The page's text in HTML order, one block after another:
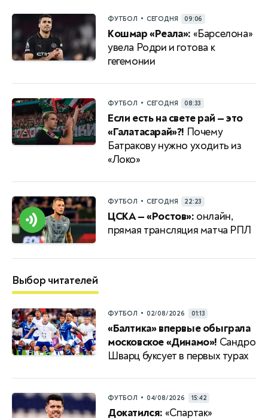
ФУТБОЛ • СЕГОДНЯ 09:06
Кошмар «Реала»: «Барселона»
увела Родри и готова к
гегемонии
ФУТБОЛ • СЕГОДНЯ 08:33
Если есть на свете рай — это
«Галатасарай»?! Почему
Батракову нужно уходить из
«Локо»
ФУТБОЛ • СЕГОДНЯ 22:23
ЦСКА — «Ростов»: онлайн,
прямая трансляция матча РПЛ
Выбор читателей
ФУТБОЛ • 02/08/2026 01:13
«Балтика» впервые обыграла
московское «Динамо»! Сандро
Шварц буксует в первых турах
ФУТБОЛ • 04/08/2026 15:42
Докатился: «Спартак»